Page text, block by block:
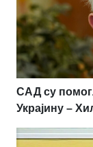
САД су
Украјину –